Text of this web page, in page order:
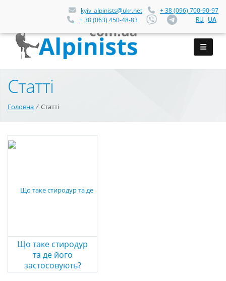
kyiv_alpinists@ukr.net
+ 38 (096) 700-90-97
+ 38 (063) 450-48-83
RU UA
Статті
Головна⁄ Статті
Що таке стиродур
та де його
застосовують?